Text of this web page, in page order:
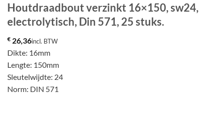
Houtdraadbout verzinkt 16×150, sw24,
electrolytisch, Din 571, 25 stuks.
€ 26,36incl. BTW
Dikte: 16mm
Lengte: 150mm
Sleutelwijdte: 24
Norm: DIN 571